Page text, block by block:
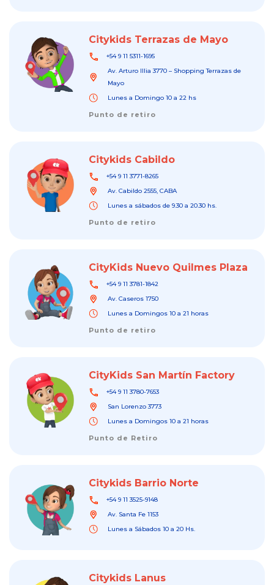
Citykids Terrazas de Mayo
+54 9 11 5311-1695
Av. Arturo Illia 3770 – Shopping Terrazas de
Mayo
Lunes a Domingo 10 a 22 hs
Punto de retiro
Citykids Cabildo
+54 9 11 3771-8265
Av. Cabildo 2555, CABA
Lunes a sábados de 9.30 a 20.30 hs.
Punto de retiro
CityKids Nuevo Quilmes Plaza
+54 9 11 3781-1842
Av. Caseros 1750
Lunes a Domingos 10 a 21 horas
Punto de retiro
CityKids San Martín Factory
+54 9 11 3780-7653
San Lorenzo 3773
Lunes a Domingos 10 a 21 horas
Punto de Retiro
Citykids Barrio Norte
+54 9 11 3525-9148
Av. Santa Fe 1153
Lunes a Sábados 10 a 20 Hs.
Citykids Lanus